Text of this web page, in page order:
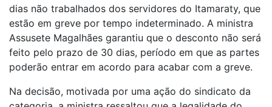
dias não trabalhados dos servidores do Itamaraty, que
estão em greve por tempo indeterminado. A ministra
Assusete Magalhães garantiu que o desconto não será
feito pelo prazo de 30 dias, período em que as partes
poderão entrar em acordo para acabar com a greve.
Na decisão, motivada por uma ação do sindicato da